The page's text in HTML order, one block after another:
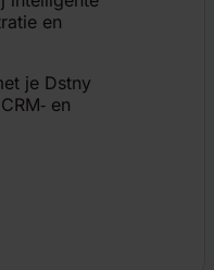
en
je Dstny
en